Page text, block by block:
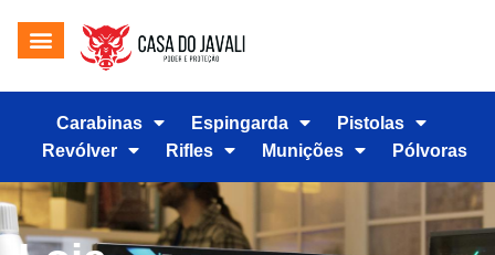
Carabinas Espingarda
Pistolas
Revólver
Rifles Munições Pólvoras